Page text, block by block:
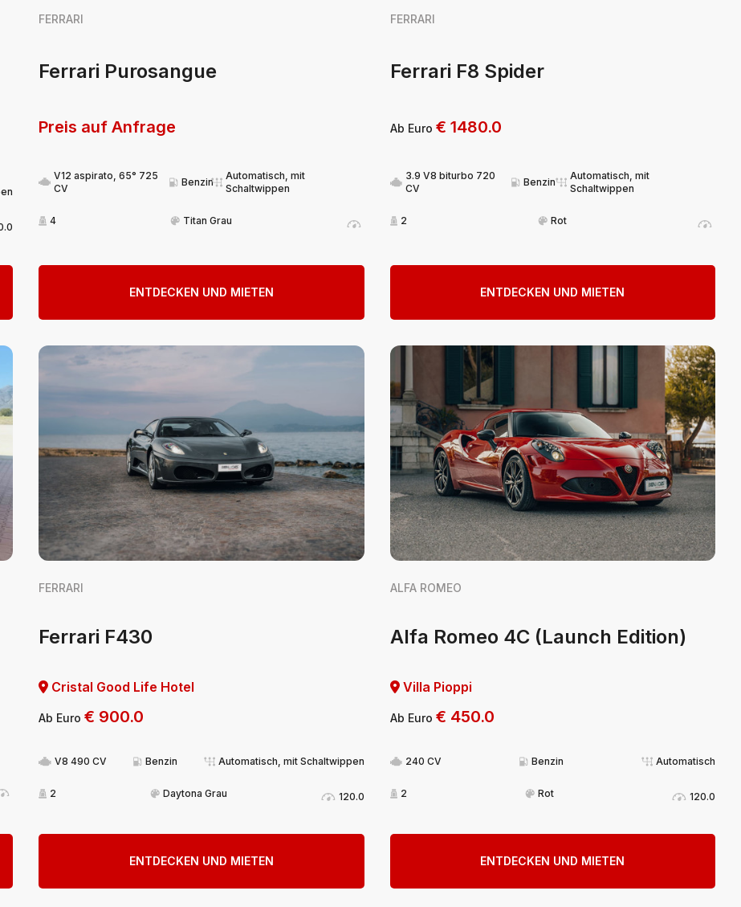
FERRARI
Ferrari Purosangue
Preis auf Anfrage
V12 aspirato, 65° 725
CV
Benzin
Automatisch, mit
Schaltwippen
4 Titan Grau
ENTDECKEN UND MIETEN
FERRARI
Ferrari F8 Spider
Ab Euro € 1480.0
3.9 V8 biturbo 720
CV
Benzin
Automatisch, mit
Schaltwippen
2 Rot
ENTDECKEN UND MIETEN
FERRARI
Ferrari F430
Cristal Good Life Hotel
Ab Euro€ 900.0
V8 490 CV Benzin Automatisch, mit Schaltwippen
2 Daytona Grau 120.0
ENTDECKEN UND MIETEN
ALFA ROMEO
Alfa Romeo 4C (Launch Edition)
Villa Pioppi
Ab Euro € 450.0
240 CV Benzin Automatisch
2 Rot 120.0
ENTDECKEN UND MIETEN